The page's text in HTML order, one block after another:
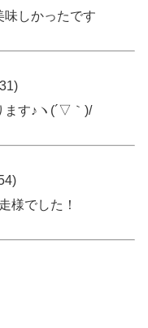
味しかったです
ます♪ヽ(´▽｀)/
様でした！